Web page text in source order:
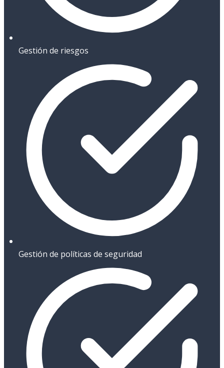
Gestión de riesgos
Gestión de políticas de seguridad